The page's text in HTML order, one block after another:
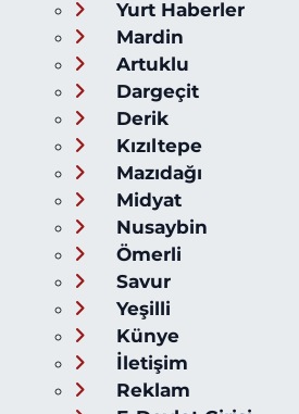
Yurt Haberler
Mardin
Artuklu
Dargeçit
Derik
Kızıltepe
Mazıdağı
Midyat
Nusaybin
Ömerli
Savur
Yeşilli
Künye
İletişim
Reklam